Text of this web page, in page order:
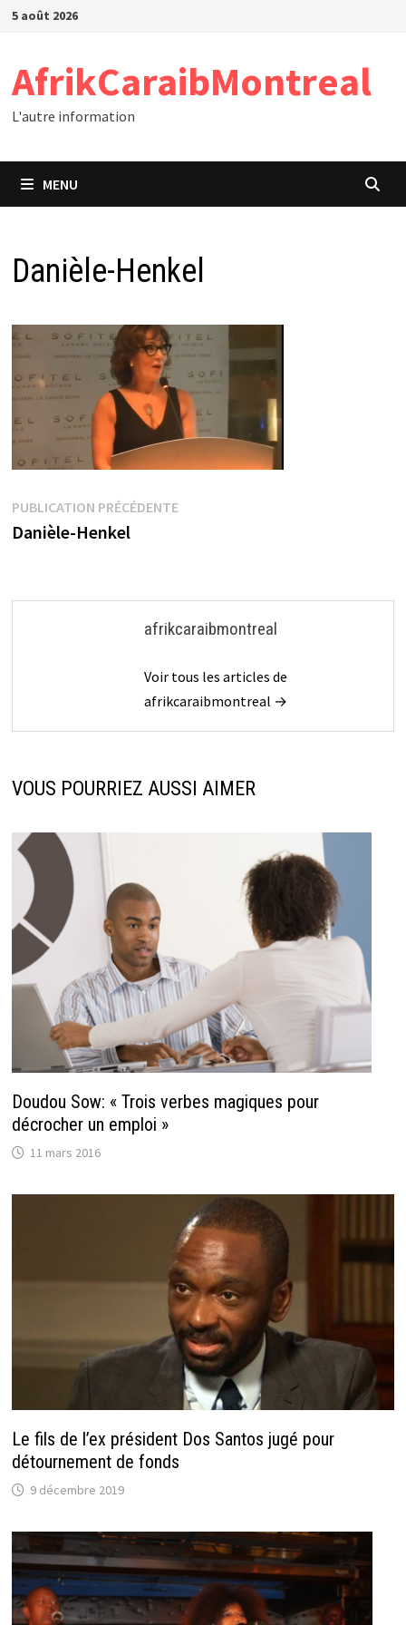
Passer
5 août 2026
AfrikCaraibMontreal
L'autre information
MENU
Danièle-Henkel
Navigation
de
PUBLICATION PRÉCÉDENTEPublication
Danièle-Henkel
afrikcaraibmontreal
Voir tous les articles de
afrikcaraibmontreal →
VOUS POURRIEZ AUSSI AIMER
Doudou Sow: « Trois verbes magiques pour
décrocher un emploi »
11 mars 2016
Le fils de l’ex président Dos Santos jugé pour
détournement de fonds
9 décembre 2019